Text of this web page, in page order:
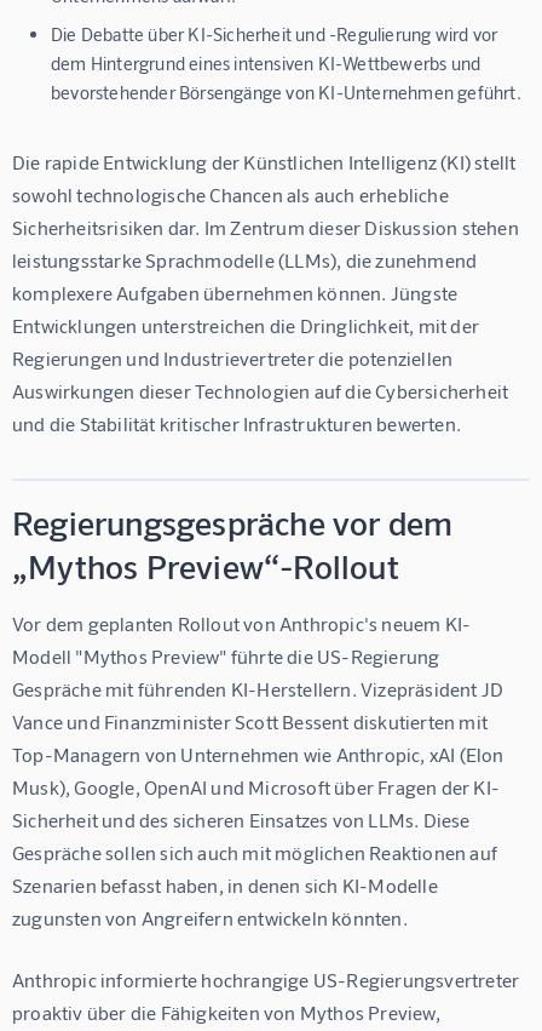
Die Debatte über KI-Sicherheit und -Regulierung wird vor
dem Hintergrund eines intensiven KI-Wettbewerbs und
bevorstehender Börsengänge von KI-Unternehmen geführt.
Die rapide Entwicklung der Künstlichen Intelligenz (KI) stellt
sowohl technologische Chancen als auch erhebliche
Sicherheitsrisiken dar. Im Zentrum dieser Diskussion stehen
leistungsstarke Sprachmodelle (LLMs), die zunehmend
komplexere Aufgaben übernehmen können. Jüngste
Entwicklungen unterstreichen die Dringlichkeit, mit der
Regierungen und Industrievertreter die potenziellen
Auswirkungen dieser Technologien auf die Cybersicherheit
und die Stabilität kritischer Infrastrukturen bewerten.
Regierungsgespräche vor dem
„Mythos Preview“-Rollout
Vor dem geplanten Rollout von Anthropic's neuem KI-
Modell "Mythos Preview" führte die US-Regierung
Gespräche mit führenden KI-Herstellern. Vizepräsident JD
Vance und Finanzminister Scott Bessent diskutierten mit
Top-Managern von Unternehmen wie Anthropic, xAI (Elon
Musk), Google, OpenAI und Microsoft über Fragen der KI-
Sicherheit und des sicheren Einsatzes von LLMs. Diese
Gespräche sollen sich auch mit möglichen Reaktionen auf
Szenarien befasst haben, in denen sich KI-Modelle
zugunsten von Angreifern entwickeln könnten.
Anthropic informierte hochrangige US-Regierungsvertreter
proaktiv über die Fähigkeiten von Mythos Preview,